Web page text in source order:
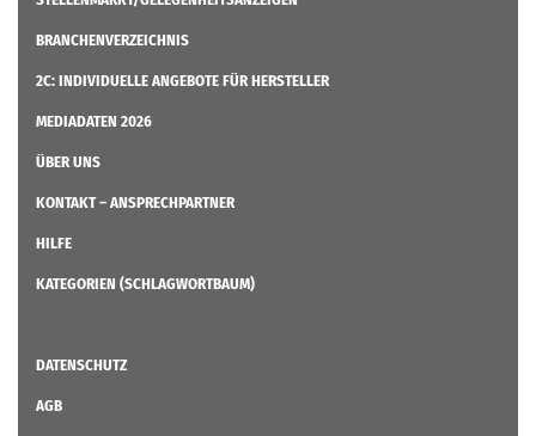
BRANCHENVERZEICHNIS
2C: INDIVIDUELLE ANGEBOTE FÜR HERSTELLER
MEDIADATEN 2026
ÜBER UNS
KONTAKT – ANSPRECHPARTNER
HILFE
KATEGORIEN (SCHLAGWORTBAUM)
DATENSCHUTZ
AGB